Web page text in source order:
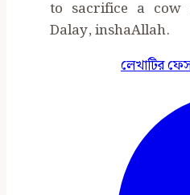
to sacrifice a cow
Dalay, inshaAllah.
লেখাটির